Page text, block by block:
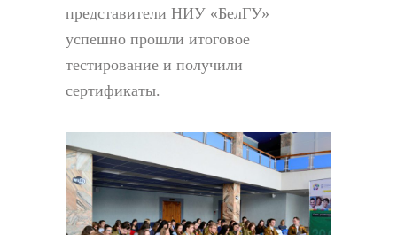
представители НИУ «БелГУ»
успешно прошли итоговое
тестирование и получили
сертификаты.